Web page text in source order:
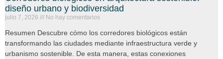
diseño urbano y biodiversidad
julio 7, 2026 No hay comentarios
Resumen Descubre cómo los corredores biológicos están
transformando las ciudades mediante infraestructura verde y
urbanismo sostenible. De esta manera, estas conexiones